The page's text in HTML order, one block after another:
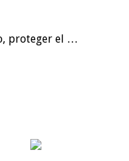
proteger el …